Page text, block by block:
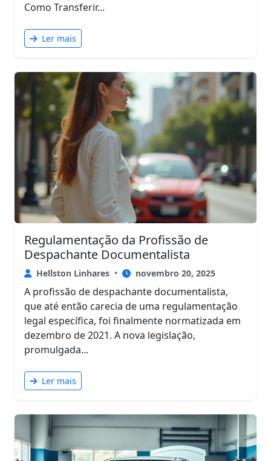
Como Transferir...
Ler mais
Regulamentação da Profissão de
Despachante Documentalista
Hellston Linhares • novembro 20, 2025
A profissão de despachante documentalista,
que até então carecia de uma regulamentação
legal específica, foi finalmente normatizada em
dezembro de 2021. A nova legislação,
promulgada...
Ler mais